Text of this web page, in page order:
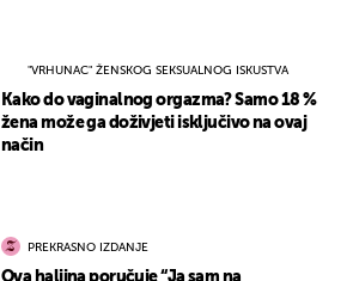
"VRHUNAC" ŽENSKOG SEKSUALNOG ISKUSTVA
Kako do vaginalnog orgazma? Samo 18 %
žena može ga doživjeti isključivo na ovaj
način
PREKRASNO IZDANJE